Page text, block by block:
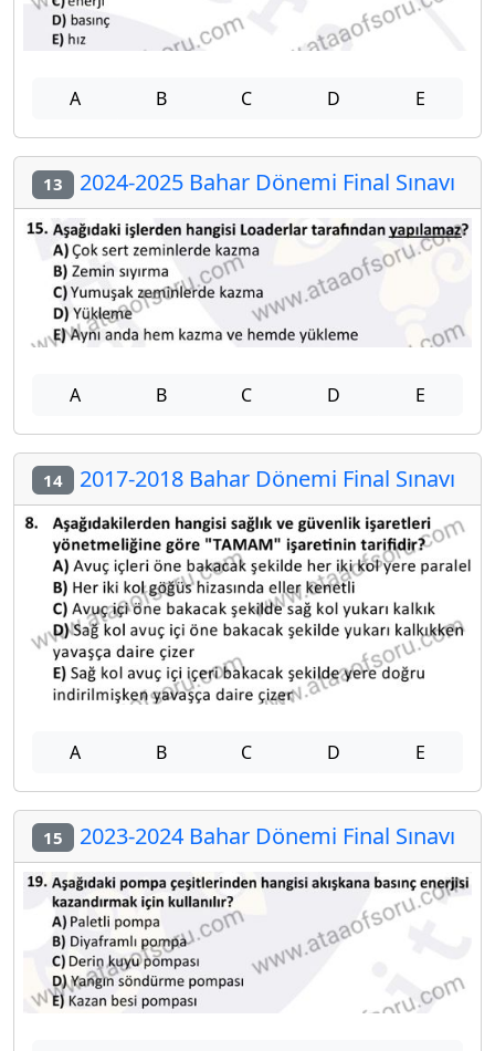
A B C D E
13 2024-2025 Bahar Dönemi Final Sınavı
A B C D E
14 2017-2018 Bahar Dönemi Final Sınavı
A B C D E
15 2023-2024 Bahar Dönemi Final Sınavı